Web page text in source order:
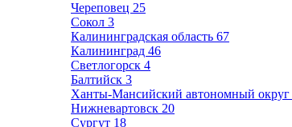
Череповец 25
Сокол 3
Калининградская область 67
Калининград 46
Светлогорск 4
Балтийск 3
Ханты-Мансийский автономный округ
Нижневартовск 20
Сургут 18